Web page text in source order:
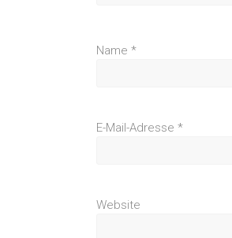
Name *
E-Mail-Adresse *
Website